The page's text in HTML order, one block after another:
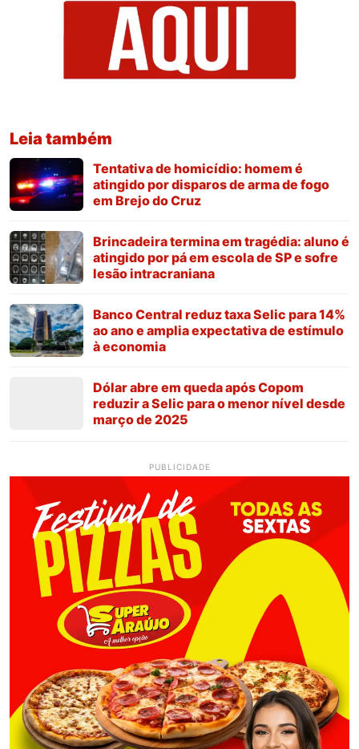
Leia também
Tentativa de homicídio: homem é
atingido por disparos de arma de fogo
em Brejo do Cruz
Brincadeira termina em tragédia: aluno é
atingido por pá em escola de SP e sofre
lesão intracraniana
Banco Central reduz taxa Selic para 14%
ao ano e amplia expectativa de estímulo
à economia
Dólar abre em queda após Copom
reduzir a Selic para o menor nível desde
março de 2025
PUBLICIDADE